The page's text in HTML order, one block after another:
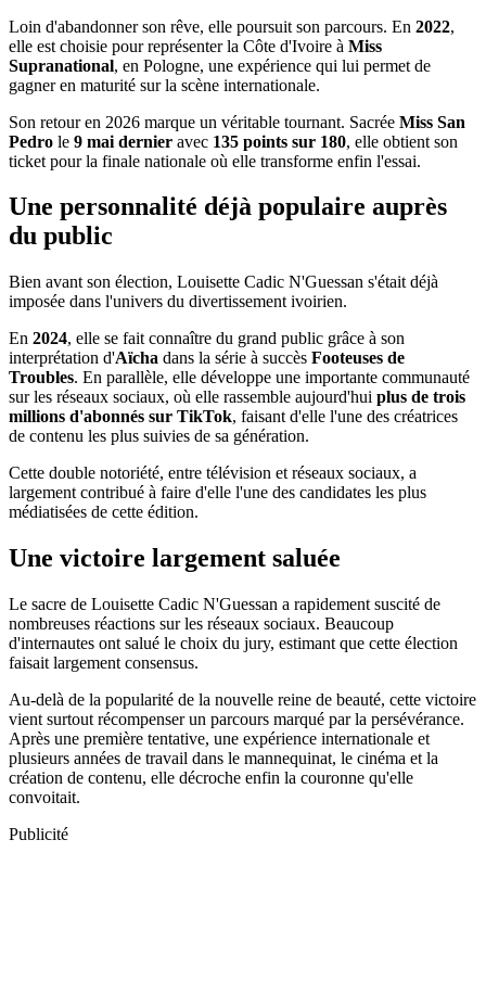
Loin d'abandonner son rêve, elle poursuit son parcours. En 2022,
elle est choisie pour représenter la Côte d'Ivoire à Miss
Supranational, en Pologne, une expérience qui lui permet de
gagner en maturité sur la scène internationale.
Son retour en 2026 marque un véritable tournant. Sacrée Miss San
Pedro le 9 mai dernier avec 135 points sur 180, elle obtient son
ticket pour la finale nationale où elle transforme enfin l'essai.
Une personnalité déjà populaire auprès
du public
Bien avant son élection, Louisette Cadic N'Guessan s'était déjà
imposée dans l'univers du divertissement ivoirien.
En 2024, elle se fait connaître du grand public grâce à son
interprétation d'Aïcha dans la série à succès Footeuses de
Troubles. En parallèle, elle développe une importante communauté
sur les réseaux sociaux, où elle rassemble aujourd'hui plus de trois
millions d'abonnés sur TikTok, faisant d'elle l'une des créatrices
de contenu les plus suivies de sa génération.
Cette double notoriété, entre télévision et réseaux sociaux, a
largement contribué à faire d'elle l'une des candidates les plus
médiatisées de cette édition.
Une victoire largement saluée
Le sacre de Louisette Cadic N'Guessan a rapidement suscité de
nombreuses réactions sur les réseaux sociaux. Beaucoup
d'internautes ont salué le choix du jury, estimant que cette élection
faisait largement consensus.
Au-delà de la popularité de la nouvelle reine de beauté, cette victoire
vient surtout récompenser un parcours marqué par la persévérance.
Après une première tentative, une expérience internationale et
plusieurs années de travail dans le mannequinat, le cinéma et la
création de contenu, elle décroche enfin la couronne qu'elle
convoitait.
Publicité